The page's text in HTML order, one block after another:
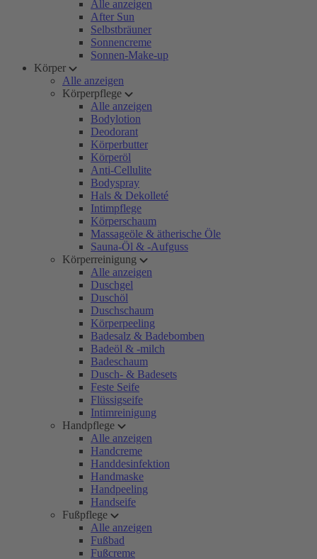
Alle anzeigen
After Sun
Selbstbräuner
Sonnencreme
Sonnen-Make-up
Körper
Alle anzeigen
Körperpflege
Alle anzeigen
Bodylotion
Deodorant
Körperbutter
Körperöl
Anti-Cellulite
Bodyspray
Hals & Dekolleté
Intimpflege
Körperschaum
Massageöle & ätherische Öle
Sauna-Öl & -Aufguss
Körperreinigung
Alle anzeigen
Duschgel
Duschöl
Duschschaum
Körperpeeling
Badesalz & Badebomben
Badeöl & -milch
Badeschaum
Dusch- & Badesets
Feste Seife
Flüssigseife
Intimreinigung
Handpflege
Alle anzeigen
Handcreme
Handdesinfektion
Handmaske
Handpeeling
Handseife
Fußpflege
Alle anzeigen
Fußbad
Fußcreme